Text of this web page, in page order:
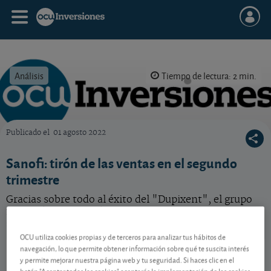
Análisis Tiempo de lectura: 2 min.
Publicado el 01 agosto 2022
Sanofi: tirón de las ventas en el segundo
trimestre
Gracias sobre todo al éxito del "Dupixent", el grupo
farmacéutico francés aumenta sus ventas en el
Sanofi
FR0000120578
75,67 EUR
OCU utiliza cookies propias y de terceros para analizar tus hábitos de
navegación, lo que permite obtener información sobre qué te suscita interés
y permite mejorar nuestra página web y tu seguridad. Si haces clic en el